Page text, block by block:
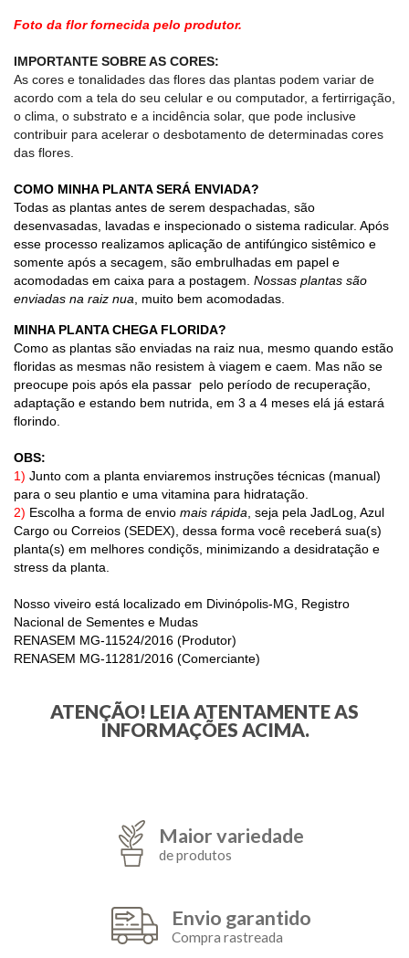
Foto da flor fornecida pelo produtor.
IMPORTANTE SOBRE AS CORES:
As cores e tonalidades das flores das plantas podem variar de
acordo com a tela do seu celular e ou computador, a fertirrigação,
o clima, o substrato e a incidência solar, que pode inclusive
contribuir para acelerar o desbotamento de determinadas cores
das flores.
COMO MINHA PLANTA SERÁ ENVIADA?
Todas as plantas antes de serem despachadas, são
desenvasadas, lavadas e inspecionado o sistema radicular. Após
esse processo realizamos aplicação de antifúngico sistêmico e
somente após a secagem, são embrulhadas em papel e
acomodadas em caixa para a postagem. Nossas plantas são
enviadas na raiz nua , muito bem acomodadas.
MINHA PLANTA CHEGA FLORIDA?
Como as plantas são enviadas na raiz nua, mesmo quando estão
floridas as mesmas não resistem à viagem e caem. Mas não se
preocupe pois após ela passar pelo período de recuperação,
adaptação e estando bem nutrida, em 3 a 4 meses elá já estará
florindo.
OBS:
1) Junto com a planta enviaremos instruções técnicas (manual)
para o seu plantio e uma vitamina para hidratação.
2) Escolha a forma de envio mais rápida , seja pela JadLog, Azul
Cargo ou Correios (SEDEX), dessa forma você receberá sua(s)
planta(s) em melhores condiçõs, minimizando a desidratação e
stress da planta.
Nosso viveiro está localizado em Divinópolis-MG, Registro
Nacional de Sementes e Mudas
RENASEM MG-11524/2016 (Produtor)
RENASEM MG-11281/2016 (Comerciante)
ATENÇÃO! LEIA ATENTAMENTE AS
INFORMAÇÕES ACIMA.
Maior variedade
de produtos
Envio garantido
Compra rastreada